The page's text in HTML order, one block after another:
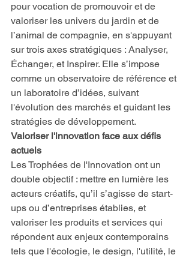
pour vocation de promouvoir et de
valoriser les univers du jardin et de
l’animal de compagnie, en s'appuyant
sur trois axes stratégiques : Analyser,
Échanger, et Inspirer. Elle s’impose
comme un observatoire de référence et
un laboratoire d’idées, suivant
l'évolution des marchés et guidant les
stratégies de développement.
Valoriser l'innovation face aux défis
actuels
Les Trophées de l'Innovation ont un
double objectif : mettre en lumière les
acteurs créatifs, qu’il s’agisse de start-
ups ou d’entreprises établies, et
valoriser les produits et services qui
répondent aux enjeux contemporains
tels que l'écologie, le design, l'utilité, le